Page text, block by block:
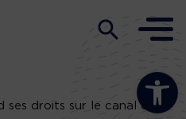
Ouvrir la
ses droits sur le canal des